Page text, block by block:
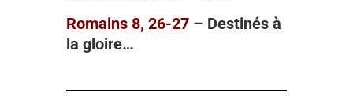
Romains 8, 26-27 – Destinés à
la gloire…